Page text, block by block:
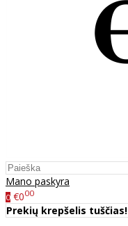
Mano paskyra
0 €000
Prekių krepšelis tuščias!